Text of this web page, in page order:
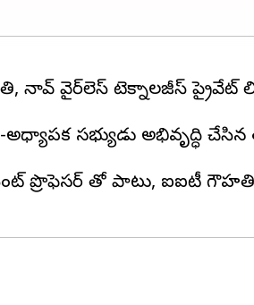
నావ్ వైర్‌లెస్ టెక్నాలజీస్ ప్రైవేట్
సభ్యుడు అభివృద్ధి
ప్రొఫెసర్ తో పాటు, ఐఐటీ